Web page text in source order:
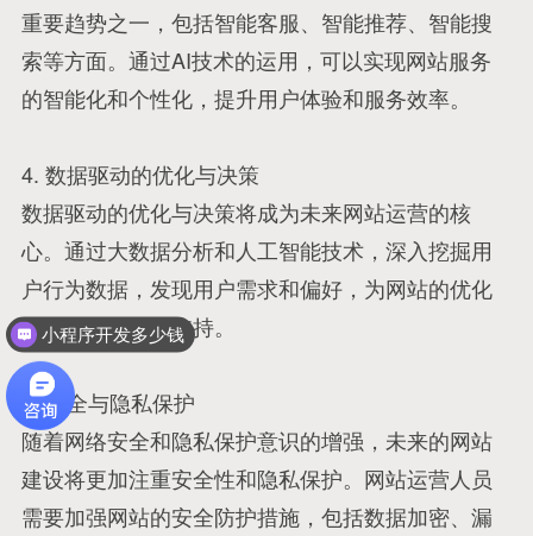
重要趋势之一，包括智能客服、智能推荐、智能搜
索等方面。通过AI技术的运用，可以实现网站服务
的智能化和个性化，提升用户体验和服务效率。
4. 数据驱动的优化与决策
数据驱动的优化与决策将成为未来网站运营的核
心。通过大数据分析和人工智能技术，深入挖掘用
户行为数据，发现用户需求和偏好，为网站的优化
和决策提供有力支持。
5. 安全与隐私保护
随着网络安全和隐私保护意识的增强，未来的网站
建设将更加注重安全性和隐私保护。网站运营人员
需要加强网站的安全防护措施，包括数据加密、漏
小程序开发多少钱